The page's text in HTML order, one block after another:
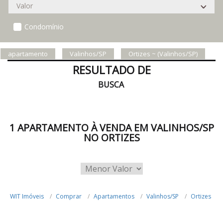
Condomínio
apartamento Valinhos/SP Ortizes ~ (Valinhos/SP)
RESULTADO DE
BUSCA
1 APARTAMENTO À VENDA EM VALINHOS/SP
NO ORTIZES
WIT Imóveis Comprar Apartamentos Valinhos/SP Ortizes